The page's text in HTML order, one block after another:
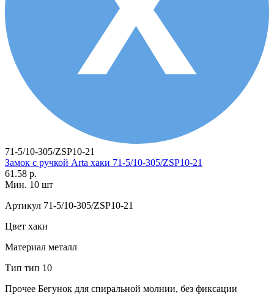
71-5/10-305/ZSP10-21
Замок с ручкой Arta хаки 71-5/10-305/ZSP10-21
61.58 р.
Мин. 10 шт
Артикул 71-5/10-305/ZSP10-21
Цвет хаки
Материал металл
Тип тип 10
Прочее Бегунок для спиральной молнии, без фиксации